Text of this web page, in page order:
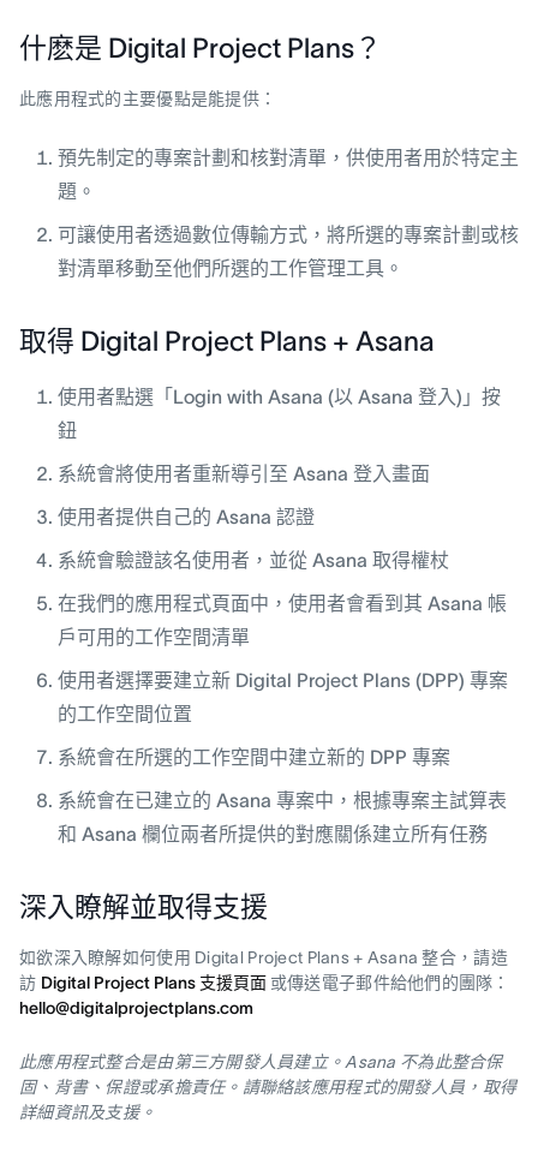
什麽是 Digital Project Plans？
此應用程式的主要優點是能提供：
預先制定的專案計劃和核對清單，供使用者用於特定主
題。
可讓使用者透過數位傳輸方式，將所選的專案計劃或核
對清單移動至他們所選的工作管理工具。
取得 Digital Project Plans + Asana
使用者點選「Login with Asana (以 Asana 登入)」按
鈕
系統會將使用者重新導引至 Asana 登入畫面
使用者提供自己的 Asana 認證
系統會驗證該名使用者，並從 Asana 取得權杖
在我們的應用程式頁面中，使用者會看到其 Asana 帳
戶可用的工作空間清單
使用者選擇要建立新 Digital Project Plans (DPP) 專案
的工作空間位置
系統會在所選的工作空間中建立新的 DPP 專案
系統會在已建立的 Asana 專案中，根據專案主試算表
和 Asana 欄位兩者所提供的對應關係建立所有任務
深入瞭解並取得支援
如欲深入瞭解如何使用 Digital Project Plans + Asana 整合，請造
訪 Digital Project Plans 支援頁面或傳送電子郵件給他們的團隊：
hello@digitalprojectplans.com
此應用程式整合是由第三方開發人員建立。Asana 不為此整合保
固、背書、保證或承擔責任。請聯絡該應用程式的開發人員，取得
詳細資訊及支援。